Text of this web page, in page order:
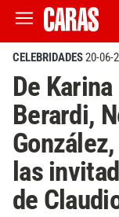
CELEBRIDADES20-06-
De
Berardi,
las
de